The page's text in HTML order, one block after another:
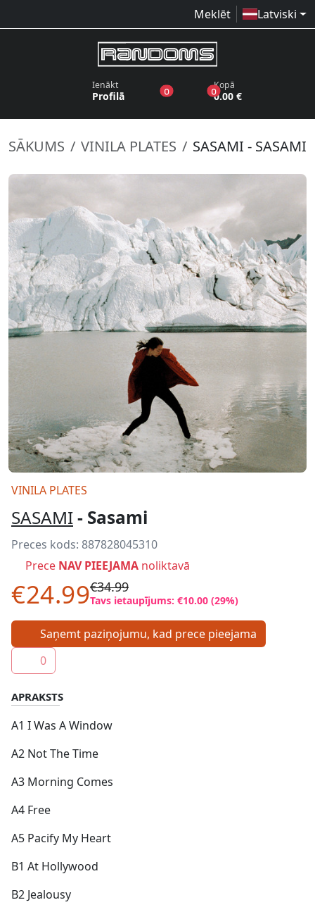
Meklēt Latviski
Ienākt
Profilā 0produkti vēlmju sarakstā
0produkti grozā
Kopā
0.00 €
SĀKUMS VINILA PLATES SASAMI - SASAMI
VINILA PLATES
SASAMI- Sasami
Preces kods: 887828045310
Prece NAV PIEEJAMA noliktavā
€24.99€34.99
Tavs ietaupījums: €10.00 (29%)
Saņemt paziņojumu, kad prece pieejama
0
APRAKSTS
A1 I Was A Window
A2 Not The Time
A3 Morning Comes
A4 Free
A5 Pacify My Heart
B1 At Hollywood
B2 Jealousy